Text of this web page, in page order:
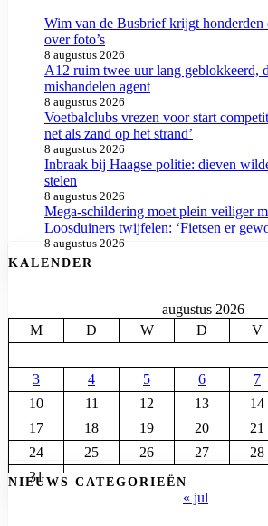
Wim van de Busbrief krijgt honderden
over foto’s
8 augustus 2026
A12 ruim twee uur lang geblokkeerd,
mishandelen agent
8 augustus 2026
Voetbalclubs vrezen voor start
net als zand op het strand’
8 augustus 2026
Inbraak bij Haagse politie: dieven
stelen
8 augustus 2026
Mega-schildering moet plein veiliger
Loosduiners twijfelen: ‘Fietsen er
8 augustus 2026
KALENDER
augustus 2026
M
D W D V
3
4 5 6 7
10
11 12 13 14
17
18 19 20 21
24
25 26 27 28
31
« jul
NIEUWS CATEGORIEËN